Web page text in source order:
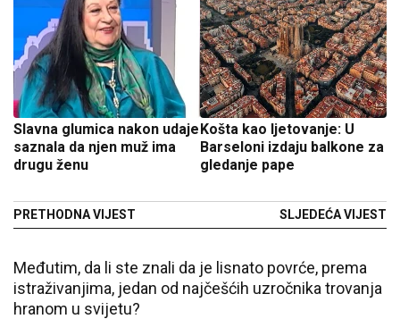
Slavna glumica nakon udaje
saznala da njen muž ima
drugu ženu
PRETHODNA VIJEST
Košta kao ljetovanje: U
Barseloni izdaju balkone za
gledanje pape
SLJEDEĆA VIJEST
Međutim, da li ste znali da je lisnato povrće, prema
istraživanjima, jedan od najčešćih uzročnika trovanja
hranom u svijetu?